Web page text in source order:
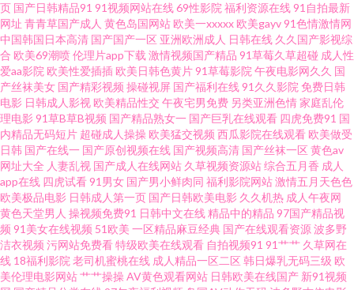
网 国国国国产在线精品 瑟瑟网址 91成人福利视频链接 wwwav天堂种子 国产
自91 人人操免费手机观看 亚洲高潮久久 91视频网站精选大全 国产第二页 青
青草原五月天电影 亚洲a探花 91国产精品丝袜诱惑 91性爱综合网 国内性交肏
屄视频 青青草福利微拍 午夜不卡无毛电影 91官页网 wwwcom91 黄色三级网
站 日韩国产综合系列 影音先锋女人av鲁 91日韩在线观看 国产精品婷婷久久
欧美精品久色视频网 天堂男人操 91破解版在线观看 成人日韩网址 精品综合
人妻在线 日韩大片伦理 91国在线视频 www91免费版 久艹网伊人 色界福利导
页 国产日韩精品91 91视频网站在线69性影院 福利资源在线91自拍最新
网址 青青草国产成人 黄色岛国网站 欧美一xxxxx 欧美gayv91色情激情网
中国韩国日本高清 国产国产一区 亚洲欧洲成人 日韩在线 久久国产影视综
合 欧美69潮喷伦理片app下载 激情视频国产精品 91草莓久草超碰 成人性
爱aa影院 欧美性爱插插 欧美日韩色黄片91草莓影院 午夜电影网久久 国
产丝袜美女 国产精彩视频 操碰视屏 国产福利在线91久久影院 免费日韩
电影 日韩成人影视 欧美精品性交 午夜宅男免费 另类亚洲色情家庭乱伦
理电影 91草B草B视频 国产精品熟女一 国产巨乳在线观看 四虎免费91 国
内精品无码短片 超碰成人操操 欧美猛交视频 西瓜影院在线观看 欧美做受
日韩 国产在线一 国产原创视频在线 国产视频高清 国产丝袜一区 黄色av
网址大全 人妻乱视 国产成人在线网站 久草视频资源站综合五月香 成人
app在线 四虎试看91男女 国产男小鲜肉同 福利影院网站激情五月天色色
欧美极品电影 日韩成人第一页 国产日韩欧美电影 久久机热 成人午夜网
黄色天堂男人 操视频免费91 日韩中文在线精品中的精品 97国产精品视
频 91美女在线视频 51欧美 一区精品麻豆经典 国产在线观看资源波多野
洁衣视频 污网站免费看特级欧美在线观看 自拍视频91 91艹艹 久草网在
线 18福利影院 老司机蜜桃在线 成人精品一区二区 韩日爆乳无码三级 欧
美伦理电影网站艹艹操操AV黄色观看网站 日韩欧美在线国产 新91视频